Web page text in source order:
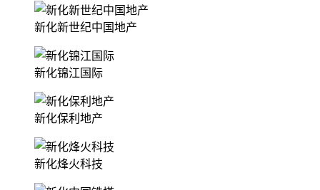
新化新世纪中国地产
新化锦江国际
新化保利地产
新化烽火科技